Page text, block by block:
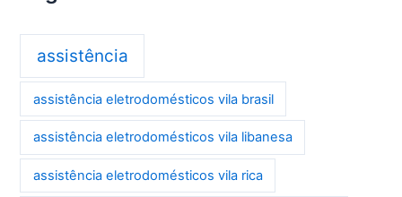
assistência
assistência eletrodomésticos vila brasil
assistência eletrodomésticos vila libanesa
assistência eletrodomésticos vila rica